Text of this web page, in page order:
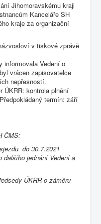
Jihomoravskému kraji
Kanceláře SH
kraje za organizační
v tiskové zprávě
informovala Vedení o
vrácen zapisovatelce
nepřesností.
ÚKRR: kontrola plnění
termín: září
ČMS:
do 30.7.2021
dalšího jednání Vedení a
ÚKRR o záměru